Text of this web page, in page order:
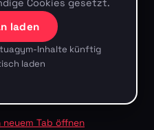
Cookies gesetzt.
laden
Inhalte künftig
laden
neuem Tab öffnen